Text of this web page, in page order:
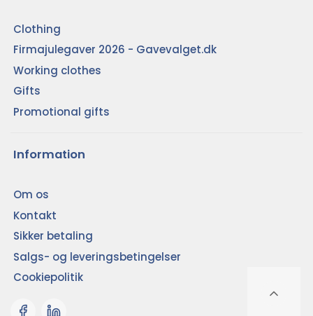
Clothing
Firmajulegaver 2026 - Gavevalget.dk
Working clothes
Gifts
Promotional gifts
Information
Om os
Kontakt
Sikker betaling
Salgs- og leveringsbetingelser
Cookiepolitik